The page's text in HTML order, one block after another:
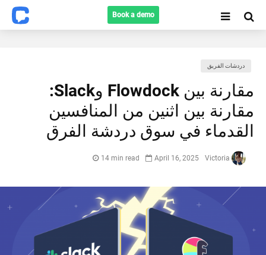
Book a demo
Search
دردشات الفريق
مقارنة بين Flowdock وSlack:
مقارنة بين اثنين من المنافسين
القدماء في سوق دردشة الفرق
April 16, 2025
14 min read